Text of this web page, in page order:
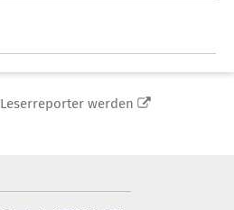
Leserreporter werden